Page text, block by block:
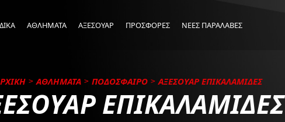
ΑΘΛΗΜΑΤΑ ΑΞΕΣΟΥΑΡ ΠΡΟΣΦΟΡΕΣ ΝΕΕΣ ΠΑΡΑΛΑΒΕΣ
ΑΘΛΗΜΑΤΑ ΠΟΔΟΣΦΑΙΡΟ ΑΞΕΣΟΥΑΡ ΕΠΙΚΑΛΑΜΙΔΕΣ
ΕΠΙΚΑΛΑΜΙΔΕΣ